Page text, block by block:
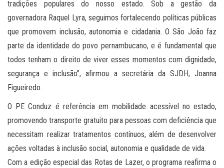
tradições populares do nosso estado. Sob a gestão da
governadora Raquel Lyra, seguimos fortalecendo políticas públicas
que promovem inclusão, autonomia e cidadania. O São João faz
parte da identidade do povo pernambucano, e é fundamental que
todos tenham o direito de viver esses momentos com dignidade,
segurança e inclusão”, afirmou a secretária da SJDH, Joanna
Figueiredo.
O PE Conduz é referência em mobilidade acessível no estado,
promovendo transporte gratuito para pessoas com deficiência que
necessitam realizar tratamentos contínuos, além de desenvolver
ações voltadas à inclusão social, autonomia e qualidade de vida.
Com a edição especial das Rotas de Lazer, o programa reafirma o